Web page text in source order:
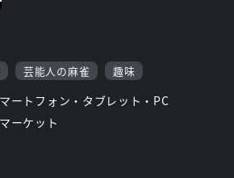
芸能人の麻雀 趣味
ートフォン・タブレット・PC
ーケット